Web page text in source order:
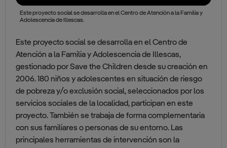
Este proyecto social se desarrolla en el Centro de Atención a la Familia y
Adolescencia de Illescas.
Este proyecto social se desarrolla en el Centro de
Atención a la Familia y Adolescencia de Illescas,
gestionado por Save the Children desde su creación en
2006. 180 niños y adolescentes en situación de riesgo
de pobreza y/o exclusión social, seleccionados por los
servicios sociales de la localidad, participan en este
proyecto. También se trabaja de forma complementaria
con sus familiares o personas de su entorno. Las
principales herramientas de intervención son la